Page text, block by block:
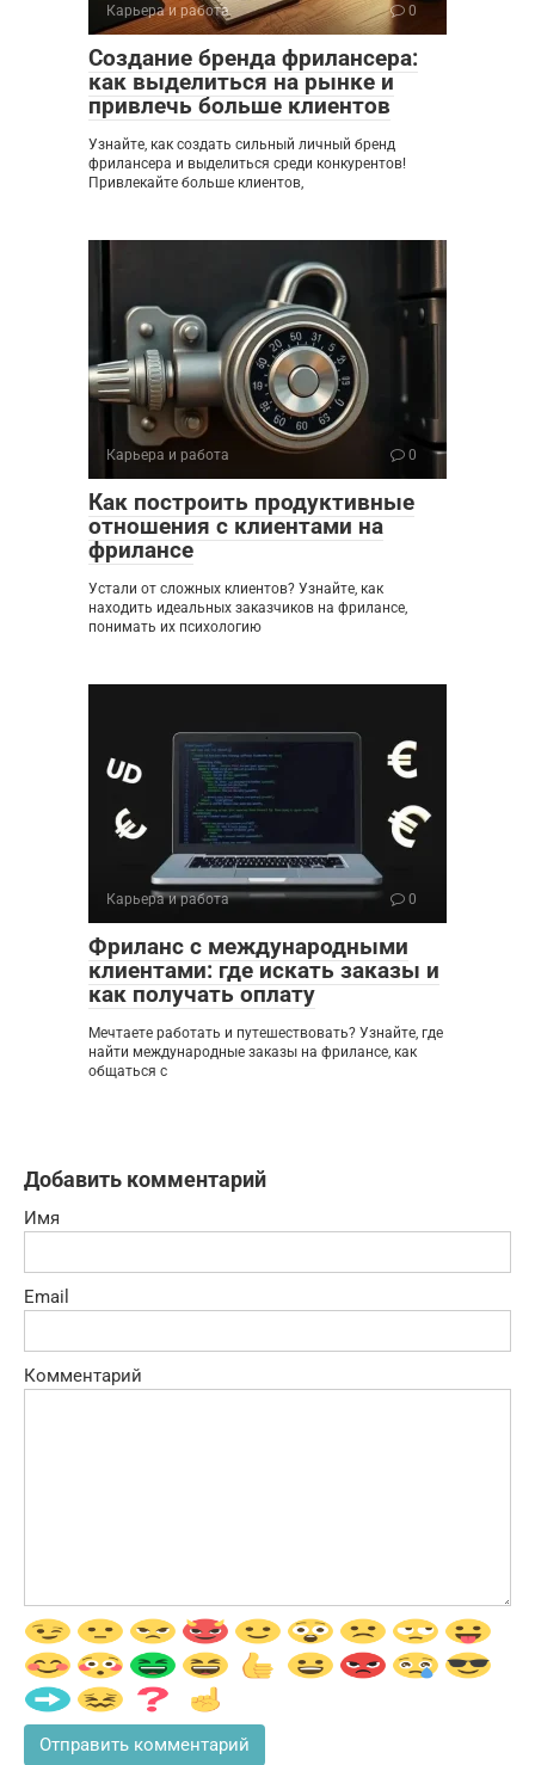
Карьера и работа 0
Создание бренда фрилансера:
как выделиться на рынке и
привлечь больше клиентов
Узнайте, как создать сильный личный бренд
фрилансера и выделиться среди конкурентов!
Привлекайте больше клиентов,
Карьера и работа 0
Как построить продуктивные
отношения с клиентами на
фрилансе
Устали от сложных клиентов? Узнайте, как
находить идеальных заказчиков на фрилансе,
понимать их психологию
Карьера и работа 0
Фриланс с международными
клиентами: где искать заказы и
как получать оплату
Мечтаете работать и путешествовать? Узнайте, где
найти международные заказы на фрилансе, как
общаться с
Добавить комментарий
Имя
Email
Комментарий